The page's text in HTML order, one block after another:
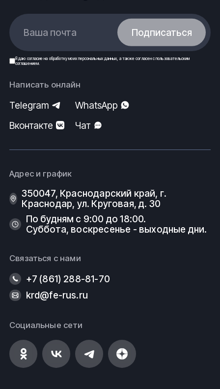
Ваша почта Подписаться
Я даю согласие на обработку моих персональных данных , а также согласен спользовательским
соглашением.
Написать онлайн
Telegram
WhatsApp
Вконтакте
Чат
Адрес и график
350047, Краснодарский край, г.
Краснодар, ул. Круговая, д. 30
По будням с 9:00 до 18:00.
Суббота, воскресенье - выходные дни.
Связаться с нами
+7 (861) 288-81-70
krd@fe-rus.ru
Социальные сети